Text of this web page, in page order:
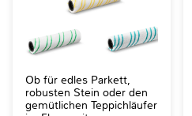
Ob für edles Parkett,
robusten Stein oder den
gemütlichen Teppichläufer